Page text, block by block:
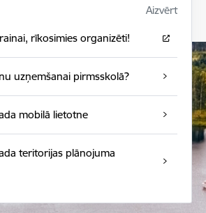
Aizvērt
rīkosimies organizēti!
uzņemšanai pirmsskolā?
mobilā lietotne
teritorijas plānojuma